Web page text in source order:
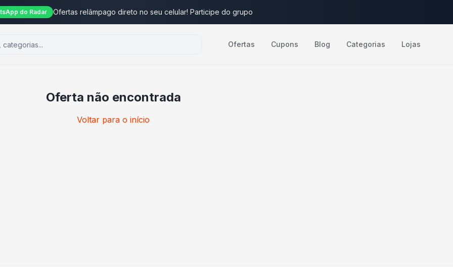
do Radar Ofertas relâmpago direto no seu celular! Participe do grupo
Ofertas Cupons Blog Categorias Lojas
Oferta não encontrada
Voltar para o início